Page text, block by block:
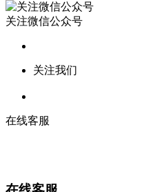
关注微信公众号
关注我们
在线客服